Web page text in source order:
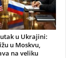
u Ukrajini:
u Moskvu,
na veliku